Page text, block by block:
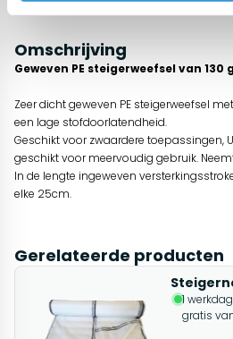
Omschrijving
Geweven PE steigerweefsel van 130
Zeer dicht geweven PE steigerweefsel
een lage stofdoorlatendheid.
Geschikt voor zwaardere toepassingen,
geschikt voor meervoudig gebruik.
In de lengte ingeweven
elke 25cm.
Gerelateerde producten
1
gratis